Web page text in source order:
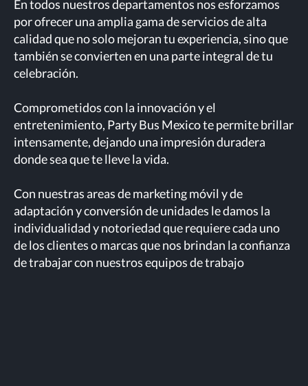
En todos nuestros departamentos nos esforzamos
por ofrecer una amplia gama de servicios de alta
calidad que no solo mejoran tu experiencia, sino que
también se convierten en una parte integral de tu
celebración.
Comprometidos con la innovación y el
entretenimiento, Party Bus Mexico te permite brillar
intensamente, dejando una impresión duradera
donde sea que te lleve la vida.
Con nuestras areas de marketing móvil y de
adaptación y conversión de unidades le damos la
individualidad y notoriedad que requiere cada uno
de los clientes o marcas que nos brindan la confianza
de trabajar con nuestros equipos de trabajo